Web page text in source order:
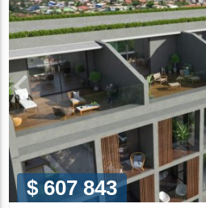
$ 607 843